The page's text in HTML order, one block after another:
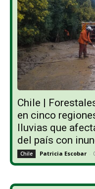
Chile |
en cinco
lluvias que
del país con
Chile Patricia Escobar -